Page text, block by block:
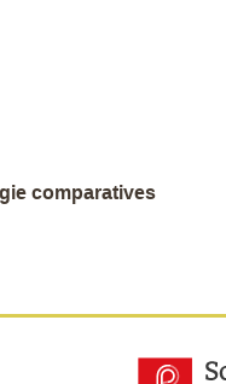
comparatives